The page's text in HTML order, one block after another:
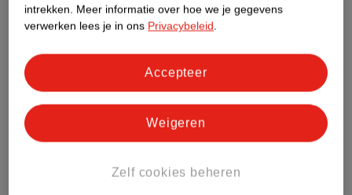
Nature Impact Score
Meer informatie
Bestel & Bezorginformatie
intrekken. Meer informatie over hoe we je gegevens
verwerken lees je in ons Privacybeleid.
Zelf cookies beheren
Weigeren
Accepteer